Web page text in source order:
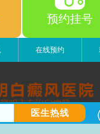
预约挂号
在线预约
白癜风医院
医生热线